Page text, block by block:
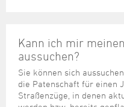
Kann ich mir
aussuchen?
Sie können sich
die Patenschaft für einen
Straßenzüge, in denen